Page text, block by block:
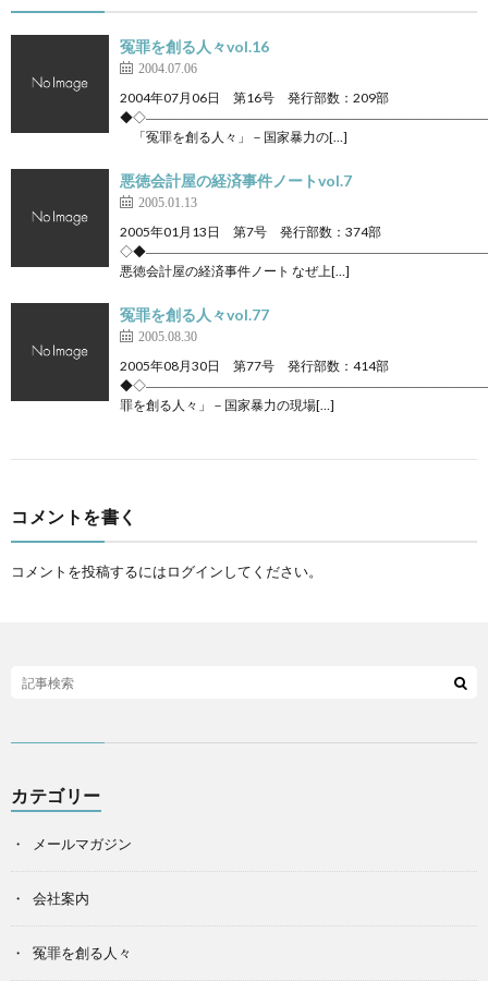
冤罪を創る人々vol.16
2004.07.06
2004年07月06日 第16号 発行部数：209部
「冤罪を創る人々」－国家暴力の[…]
悪徳会計屋の経済事件ノートvol.7
2005.01.13
2005年01月13日 第7号 発行部数：374部
悪徳会計屋の経済事件ノート なぜ上[…]
冤罪を創る人々vol.77
2005.08.30
2005年08月30日 第77号 発行部数：414部
罪を創る人々」－国家暴力の現場[…]
コメントを書く
コメントを投稿するにはログインしてください。
カテゴリー
メールマガジン
会社案内
冤罪を創る人々